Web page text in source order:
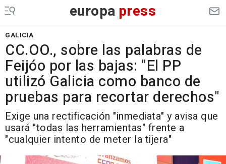
europa press
GALICIA
CC.OO., sobre las palabras de
Feijóo por las bajas: "El PP
utilizó Galicia como banco de
pruebas para recortar derechos"
Exige una rectificación "inmediata" y avisa que
usará "todas las herramientas" frente a
"cualquier intento de meter la tijera"